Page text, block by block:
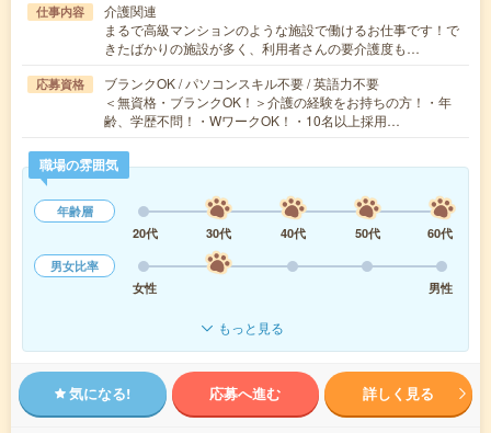
仕事内容
介護関連
まるで高級マンションのような施設で働けるお仕事です！で
きたばかりの施設が多く、利用者さんの要介護度も…
応募資格
ブランクOK / パソコンスキル不要 / 英語力不要
＜無資格・ブランクOK！＞介護の経験をお持ちの方！・年
齢、学歴不問！・WワークOK！・10名以上採用…
職場の雰囲気
年齢層
20代
30代 40代 50代
60代
男女比率
女性
男性
もっと見る
気になる! 応募へ進む 詳しく見る